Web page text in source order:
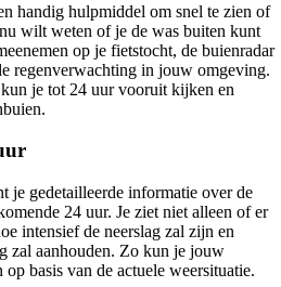
handig hulpmiddel om snel te zien of
wilt weten of je de was buiten kunt
op je fietstocht, de buienradar
regenverwachting in jouw omgeving.
je tot 24 uur vooruit kijken en
je gedetailleerde informatie over de
24 uur. Je ziet niet alleen of er
intensief de neerslag zal zijn en
zal aanhouden. Zo kun je jouw
basis van de actuele weersituatie.